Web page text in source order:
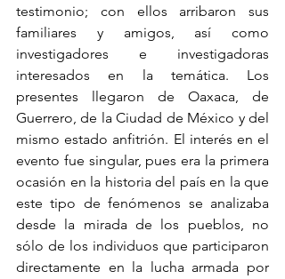
testimonio; con ellos arribaron sus
familiares y amigos, así como
investigadores e investigadoras
interesados en la temática. Los
presentes llegaron de Oaxaca, de
Guerrero, de la Ciudad de México y del
mismo estado anfitrión. El interés en el
evento fue singular, pues era la primera
ocasión en la historia del país en la que
este tipo de fenómenos se analizaba
desde la mirada de los pueblos, no
sólo de los individuos que participaron
directamente en la lucha armada por